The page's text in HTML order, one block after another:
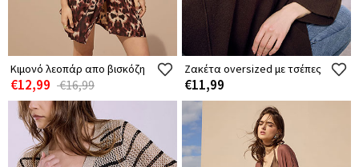
Κιμονό λεοπάρ απο βισκόζη
€12,99 €16,99
Ζακέτα oversized με τσέπες
€11,99